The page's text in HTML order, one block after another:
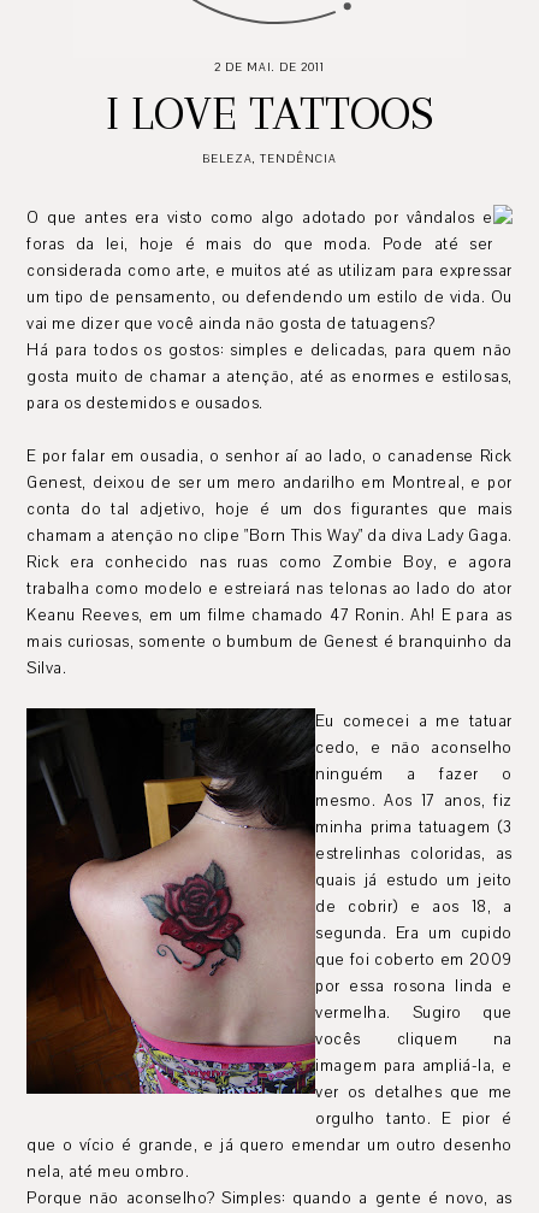
2 DE MAI. DE 2011
I LOVE TATTOOS
BELEZA, TENDÊNCIA
O que antes era visto como algo adotado por vândalos e
foras da lei, hoje é mais do que moda. Pode até ser
considerada como arte, e muitos até as utilizam para expressar
um tipo de pensamento, ou defendendo um estilo de vida. Ou
vai me dizer que você ainda não gosta de tatuagens?
Há para todos os gostos: simples e delicadas, para quem não
gosta muito de chamar a atenção, até as enormes e estilosas,
para os destemidos e ousados.
E por falar em ousadia, o senhor aí ao lado, o canadense Rick
Genest, deixou de ser um mero andarilho em Montreal, e por
conta do tal adjetivo, hoje é um dos figurantes que mais
chamam a atenção no clipe "Born This Way" da diva Lady Gaga.
Rick era conhecido nas ruas como Zombie Boy, e agora
trabalha como modelo e estreiará nas telonas ao lado do ator
Keanu Reeves, em um filme chamado 47 Ronin. Ah! E para as
mais curiosas, somente o bumbum de Genest é branquinho da
Silva.
Eu comecei a me tatuar
cedo, e não aconselho
ninguém a fazer o
mesmo. Aos 17 anos, fiz
minha prima tatuagem (3
estrelinhas coloridas, as
quais já estudo um jeito
de cobrir) e aos 18, a
segunda. Era um cupido
que foi coberto em 2009
por essa rosona linda e
vermelha. Sugiro que
vocês cliquem na
imagem para ampliá-la, e
ver os detalhes que me
orgulho tanto. E pior é
que o vício é grande, e já quero emendar um outro desenho
nela, até meu ombro.
Porque não aconselho? Simples: quando a gente é novo, as